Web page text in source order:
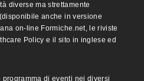
diverse ma strettamente
anche in versione
on-line Formiche.net, le riviste
Policy e il sito in inglese ed
di eventi nei diversi